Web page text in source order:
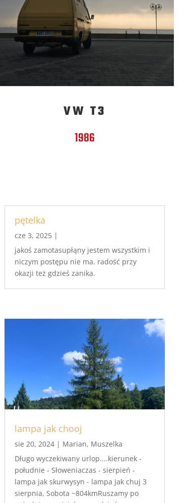
VW T3
1986
pętelka
cze 3, 2025|
jakoś zamotasupłąny jestem wszystkim i
niczym postępu nie ma. radość przy
okazji też gdzieś zanika.
lampa jak chooj
sie 20, 2024| Marian, Muszelka
Długo wyczekiwany urlop....kierunek -
południe - Słoweniaczas - sierpień -
lampa jak skurwysyn - lampa jak chuj 3
sierpnia, Sobota ~804kmRuszamy po